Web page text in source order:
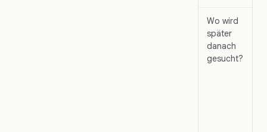
Wo wird
später
danach
gesucht?